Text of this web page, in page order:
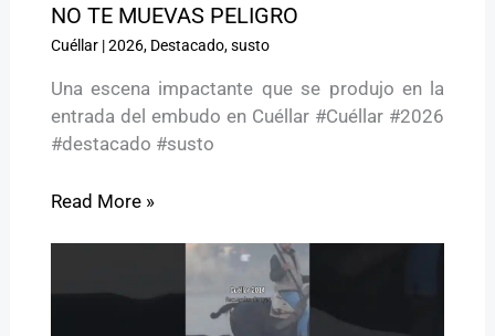
NO TE MUEVAS PELIGRO ️
Cuéllar|2026, Destacado,susto
Una escena impactante que se produjo en la
entrada del embudo en Cuéllar #Cuéllar #2026
#destacado #susto
Read More »